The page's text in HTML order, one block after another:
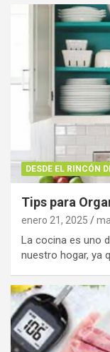
DESDE EL RINCÓN
Tips para
enero 21, 2025
La cocina es uno
nuestro hogar, ya